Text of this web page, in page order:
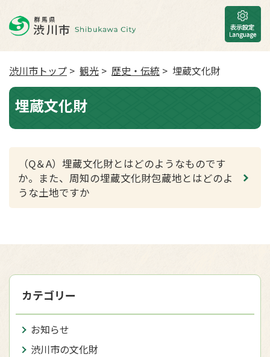
渋川市トップ > 観光 > 歴史・伝統 > 埋蔵文化財
埋蔵文化財
（Q＆A）埋蔵文化財とはどのようなものです
か。また、周知の埋蔵文化財包蔵地とはどのよ
うな土地ですか
カテゴリー
お知らせ
渋川市の文化財